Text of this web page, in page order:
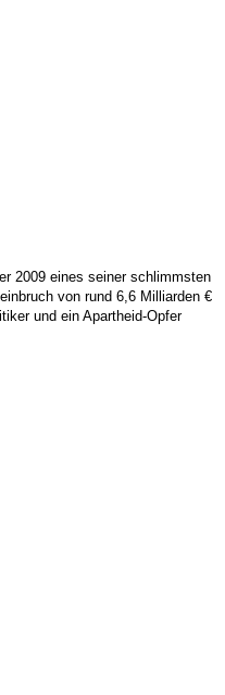
2009 eines seiner schlimmsten
von rund 6,6 Milliarden €
und ein Apartheid-Opfer